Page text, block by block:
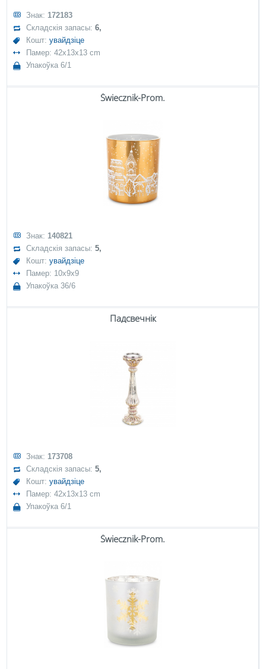
Знак: 172183
Складскія запасы:6,
Кошт:увайдзіце
Памер: 42x13x13 cm
Упакоўка 6/1
Świecznik-Prom.
Знак: 140821
Складскія запасы:5,
Кошт:увайдзіце
Памер: 10x9x9
Упакоўка 36/6
Падсвечнік
Знак: 173708
Складскія запасы:5,
Кошт:увайдзіце
Памер: 42x13x13 cm
Упакоўка 6/1
Świecznik-Prom.